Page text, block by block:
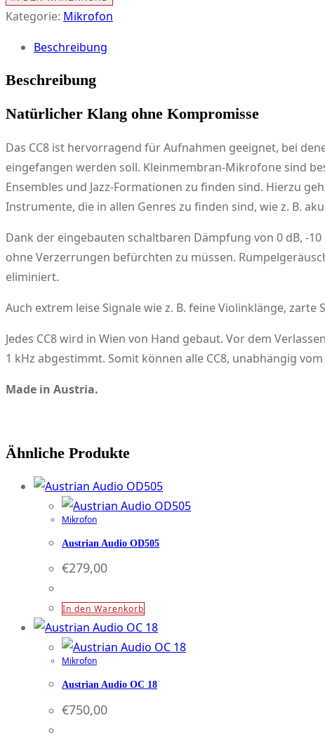
CC8
Kategorie: Mikrofon
Beschreibung
Beschreibung
Natürlicher Klang ohne Kompromisse
Das CC8 ist hervorragend für Aufnahmen geeignet, bei
eingefangen werden soll. Kleinmembran-Mikrofone sind
Ensembles und Jazz-Formationen zu finden sind. Hierzu
Instrumente, die in allen Genres zu finden sind, wie z. B.
Dank der eingebauten schaltbaren Dämpfung von 0 dB, -
ohne Verzerrungen befürchten zu müssen.
eliminiert.
Auch extrem leise Signale wie z. B. feine Violinklänge,
Jedes CC8 wird in Wien von Hand gebaut. Vor dem
1 kHz abgestimmt. Somit können alle CC8, unabhängig
Made in Austria.
Ähnliche Produkte
Mikrofon
Austrian Audio OD505
€279,00
In den Warenkorb
Mikrofon
Austrian Audio OC 18
€750,00